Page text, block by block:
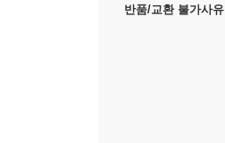
반품/교환 불가사유